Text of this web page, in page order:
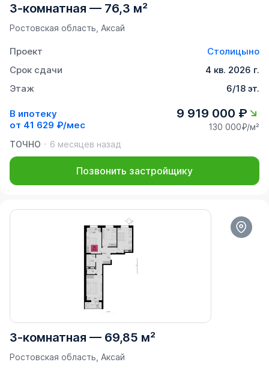
3-комнатная — 76,3 м²
Ростовская область, Аксай
Проект
Столицыно
Срок сдачи
4 кв. 2026 г.
Этаж
6/18 эт.
В ипотеку
от 41 629 ₽/мес
9 919 000 ₽
130 000₽/м²
ТОЧНО
6 месяцев назад
Позвонить застройщику
3-комнатная — 69,85 м²
Ростовская область, Аксай